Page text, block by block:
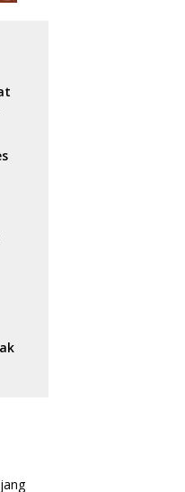
Legalitas Labor
Perlindungan